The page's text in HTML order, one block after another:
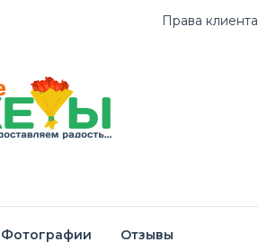
Права клиента
Фотографии Отзывы